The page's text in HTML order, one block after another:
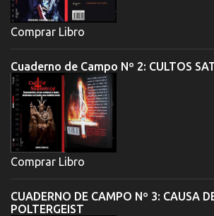
Comprar Libro
Cuaderno de Campo Nº 2: CULTOS
Comprar Libro
CUADERNO DE CAMPO Nº 3: CAUSA
POLTERGEIST